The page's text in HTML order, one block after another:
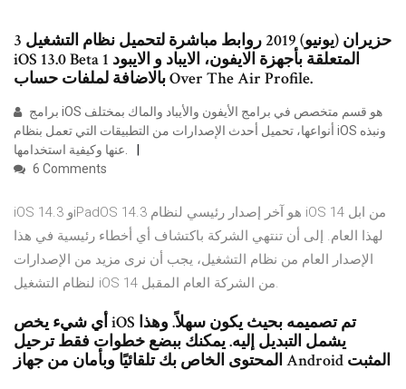
3 حزيران (يونيو) 2019 روابط مباشرة لتحميل نظام التشغيل
iOS 13.0 Beta 1 المتعلقة بأجهزة الايفون، الايباد و الايبود
بالاضافة لملفات حساب Over The Air Profile.
أنواعها، تحميل أحدث الإصدارات من التطبيقات التي تعمل بنظام iOS ونبذه
عنها وكيفية استخدامها.
6 Comments
iOS 14.3 وiPadOS 14.3 هو آخر إصدار رئيسي لنظام iOS 14 من ابل
لهذا العام. إلى أن تنتهي الشركة باكتشاف أي أخطاء رئيسية في هذا
الإصدار العام من نظام التشغيل، يجب أن نرى مزيد من الإصدارات
لنظام التشغيل iOS 14 من الشركة العام المقبل.
أي شيء يخص iOS تم تصميمه بحيث يكون سهلاً. وهذا
يشمل التبديل إليه. يمكنك ببضع خطوات فقط ترحيل
المحتوى الخاص بك تلقائيًا وبأمان من جهاز Android المثبت